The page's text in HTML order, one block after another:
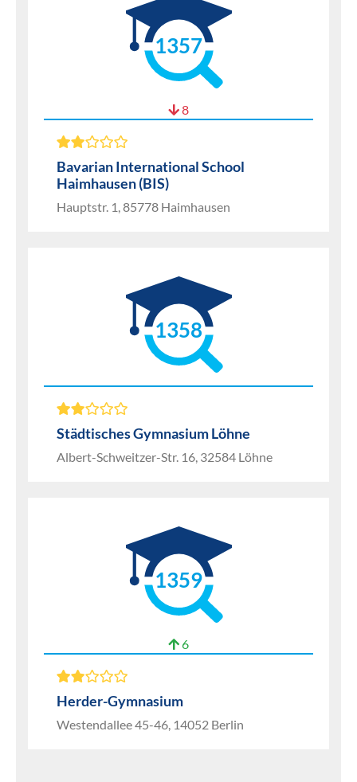
1357
8
Bavarian International School
Haimhausen (BIS)
Hauptstr. 1, 85778 Haimhausen
1358
Städtisches Gymnasium Löhne
Albert-Schweitzer-Str. 16, 32584 Löhne
1359
6
Herder-Gymnasium
Westendallee 45-46, 14052 Berlin